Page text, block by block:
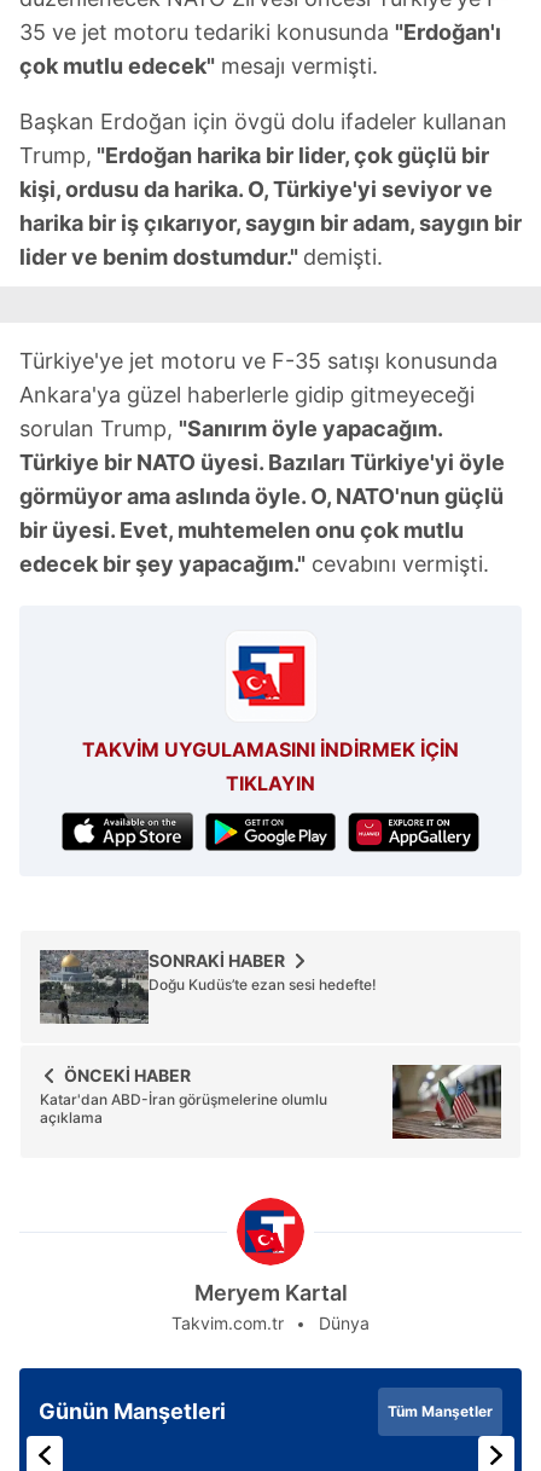
kullanılmaktadır. Diğer çerezler, sitemizin daha işlevsel
kılınması ve kişiselleştirilmesi ve sizlere yönelik
sınırlı olarak açık rızanız dahilinde kullanılacaktır.
Çerezlere ilişkin tercihlerinizi aşağıda yer alan panel
vasıtasıyla belirleyebilirsiniz. Çerezlere ilişkin detaylı bilgi
için Ayarlar butonuna tıklayabilir,Çerez Bilgilendirme
Metnimiziziyaret edebilirsiniz.
hazırlanmış Aydınlatma Metnimizi okumak ve sitemizde
ilgili mevzuata uygun olarak kullanılan çerezlerle ilgili bilgi
almak için lütfentıklayınız .
35 ve jet motoru tedariki konusunda "Erdoğan'ı
çok mutlu edecek" mesajı vermişti.
Başkan Erdoğan için övgü dolu ifadeler kullanan
Trump, "Erdoğan harika bir lider, çok güçlü bir
kişi, ordusu da harika. O, Türkiye'yi seviyor ve
harika bir iş çıkarıyor, saygın bir adam, saygın bir
lider ve benim dostumdur." demişti.
Türkiye'ye jet motoru ve F-35 satışı konusunda
Ankara'ya güzel haberlerle gidip gitmeyeceği
sorulan Trump, "Sanırım öyle yapacağım.
Türkiye bir NATO üyesi. Bazıları Türkiye'yi öyle
görmüyor ama aslında öyle. O, NATO'nun güçlü
bir üyesi. Evet, muhtemelen onu çok mutlu
edecek bir şey yapacağım." cevabını vermişti.
TAKVİM UYGULAMASINI İNDİRMEK İÇİN
TIKLAYIN
SONRAKİ HABER
Doğu Kudüs’te ezan sesi hedefte!
ÖNCEKİ HABER
Katar'dan ABD-İran görüşmelerine olumlu
açıklama
Meryem Kartal
Takvim.com.tr Dünya
Günün Manşetleri Tüm Manşetler